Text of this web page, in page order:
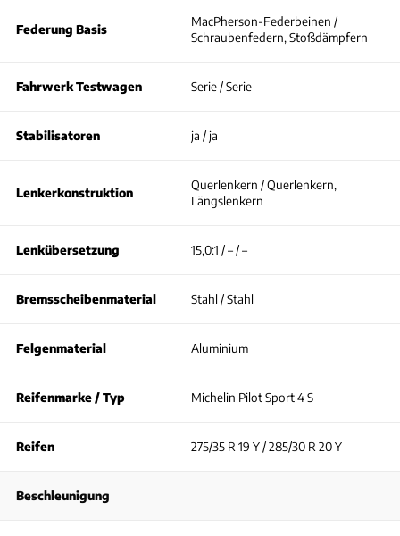
Federung Basis
MacPherson-Federbeinen /
Schraubenfedern, Stoßdämpfern
Fahrwerk Testwagen Serie / Serie
Stabilisatoren ja / ja
Lenkerkonstruktion
Querlenkern / Querlenkern,
Längslenkern
Lenkübersetzung 15,0:1 / – / –
Bremsscheibenmaterial Stahl / Stahl
Felgenmaterial Aluminium
Reifenmarke / Typ Michelin Pilot Sport 4 S
Reifen 275/35 R 19 Y / 285/30 R 20 Y
Beschleunigung